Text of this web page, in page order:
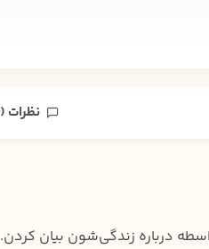
نظرات (0)
درباره زندگی‌شون بیان کردن.